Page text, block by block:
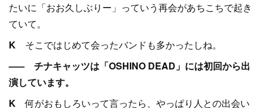
たいに「おお久しぶりー」っていう再会があちこちで起き
ていて。
K そこではじめて会ったバンドも多かったしね。
––– チナキャッツは「OSHINO DEAD」には初回から出
演しています。
K何がおもしろいって言ったら、やっぱり人との出会い